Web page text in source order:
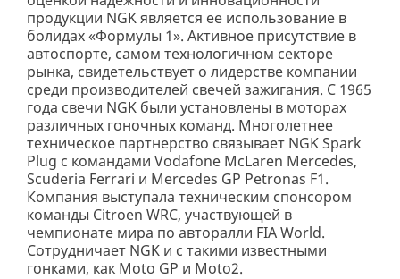
продукции NGK является ее использование в
болидах «Формулы 1». Активное присутствие в
автоспорте, самом технологичном секторе
рынка, свидетельствует о лидерстве компании
среди производителей свечей зажигания. С 1965
года свечи NGK были установлены в моторах
различных гоночных команд. Многолетнее
техническое партнерство связывает NGK Spark
Plug с командами Vodafone McLaren Mercedes,
Scuderia Ferrari и Mercedes GP Petronas F1.
Компания выступала техническим спонсором
команды Citroen WRC, участвующей в
чемпионате мира по авторалли FIA World.
Сотрудничает NGK и с такими известными
гонками, как Moto GP и Moto2.